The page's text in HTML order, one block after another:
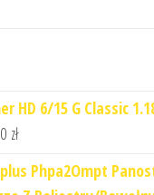
HD 6/15 G Classic
zł
Phpa2Ompt